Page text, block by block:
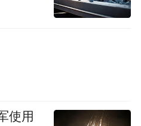
使用